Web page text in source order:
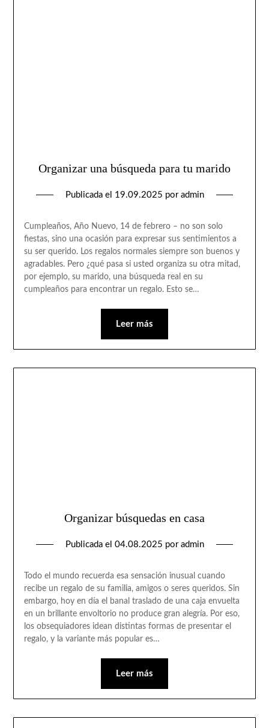
Organizar una búsqueda para tu marido
Publicada el 19.09.2025 por admin
Cumpleaños, Año Nuevo, 14 de febrero – no son solo
fiestas, sino una ocasión para expresar sus sentimientos a
su ser querido. Los regalos normales siempre son buenos y
agradables. Pero ¿qué pasa si usted organiza su otra mitad,
por ejemplo, su marido, una búsqueda real en su
cumpleaños para encontrar un regalo. Esto se…
Leer más
Organizar búsquedas en casa
Publicada el 04.08.2025 por admin
Todo el mundo recuerda esa sensación inusual cuando
recibe un regalo de su familia, amigos o seres queridos. Sin
embargo, hoy en día el banal traslado de una caja envuelta
en un brillante envoltorio no produce gran alegría. Por eso,
los obsequiadores idean distintas formas de presentar el
regalo, y la variante más popular es…
Leer más